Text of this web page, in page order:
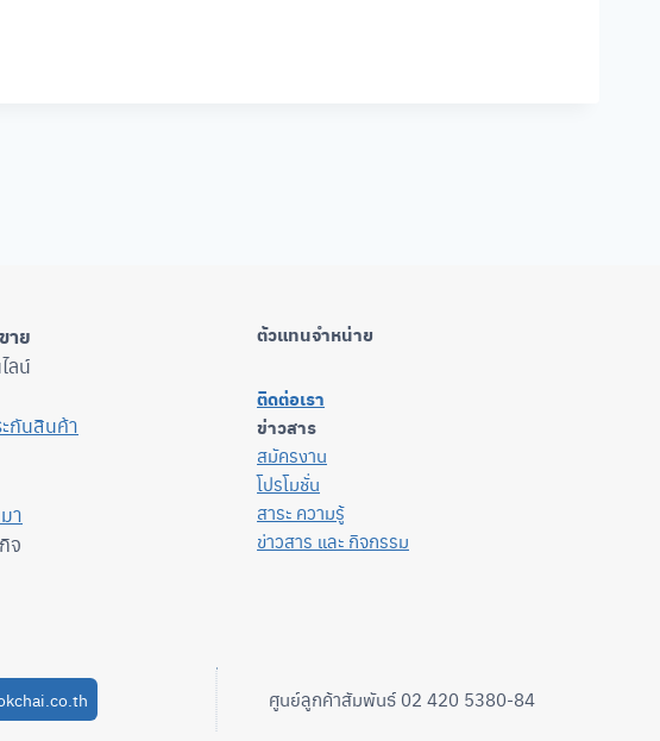
าย
ลน์
กันสินค้า
า
จ
ตัวแทนจำหน่าย
ติดต่อเรา
ข่าวสาร
สมัครงาน
โปรโมชั่น
สาระ ความรู้
ข่าวสาร และ กิจกรรม
ศูนย์ลูกค้าสัมพันธ์ 02 420 5380-84